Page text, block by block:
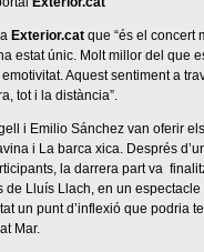
Exterior.cat que “és el concert
estat únic. Molt millor del que
Aquest sentiment a
tot i la distància”.
i Emilio Sánchez van oferir els
i La barca xica. Després
la darrera part va
de Lluís Llach, en un espectacle
un punt d’inflexió que podria
Mar.